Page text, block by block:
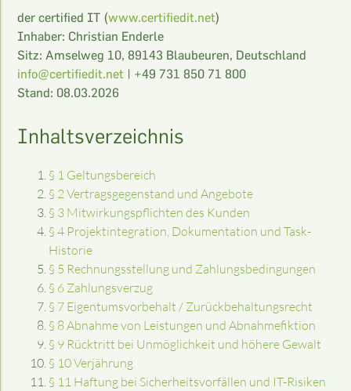
der certified IT (www.certifiedit.net)
Inhaber: Christian Enderle
Sitz: Amselweg 10, 89143 Blaubeuren, Deutschland
info@certifiedit.net | +49 731 850 71 800
Stand: 08.03.2026
Inhaltsverzeichnis
§ 1 Geltungsbereich
§ 2 Vertragsgegenstand und Angebote
§ 3 Mitwirkungspflichten des Kunden
§ 4 Projektintegration, Dokumentation und Task-
Historie
§ 5 Rechnungsstellung und Zahlungsbedingungen
§ 6 Zahlungsverzug
§ 7 Eigentumsvorbehalt / Zurückbehaltungsrecht
§ 8 Abnahme von Leistungen und Abnahmefiktion
§ 9 Rücktritt bei Unmöglichkeit und höhere Gewalt
§ 10 Verjährung
§ 11 Haftung bei Sicherheitsvorfällen und IT-Risiken